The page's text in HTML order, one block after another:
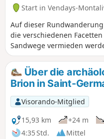
Start in Vendays-
Auf dieser
die verschiedenen
Sandwege vermieden
ganze Jahr über begehbar.
Über die
Brion in Saint-
Visorando-Mitglied
15,93 km
+24 m
4:35 Std.
Mittel